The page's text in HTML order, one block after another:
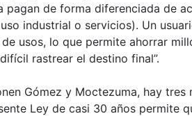
pagan de forma diferenciada de
industrial o servicios). Un
usos, lo que permite ahorrar
rastrear el destino final”.
Gómez y Moctezuma, hay
Ley de casi 30 años permite